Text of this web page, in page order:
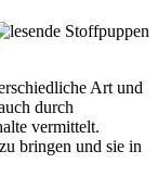
Art und
durch
vermittelt.
bringen und sie in